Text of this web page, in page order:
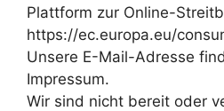
Plattform zur Online-
https://ec.europa.eu/
Unsere E-Mail-Adresse
Impressum.
Wir sind nicht bereit oder